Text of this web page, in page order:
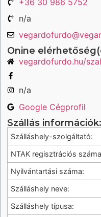
n/a
Onine
vegardofurdo.hu/
n/a
Google Cégprofil
Szállás információk:
Szálláshely-szolgáltató:
NTAK regisztrációs
Nyilvántartási száma:
Szálláshely neve:
Szálláshely típusa: